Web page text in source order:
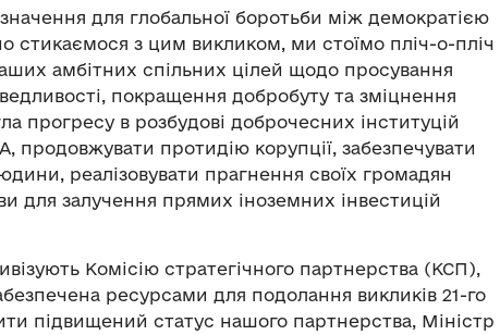
для глобальної боротьби між демократією
стикаємося з цим викликом, ми стоїмо пліч-о-пліч
амбітних спільних цілей щодо просування
покращення добробуту та зміцнення
прогресу в розбудові доброчесних інституцій
продовжувати протидію корупції, забезпечувати
реалізовувати прагнення своїх громадян
для залучення прямих іноземних інвестицій
Комісію стратегічного партнерства (КСП),
ресурсами для подолання викликів 21-го
підвищений статус нашого партнерства, Міністр